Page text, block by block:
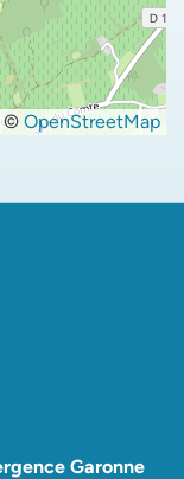
© OpenStreetMap
Garonne